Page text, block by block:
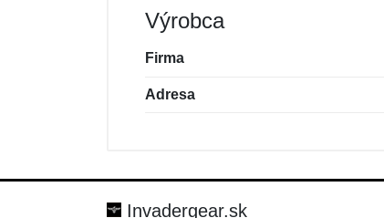
Výrobca
Firma
Adresa
Invadergear.sk